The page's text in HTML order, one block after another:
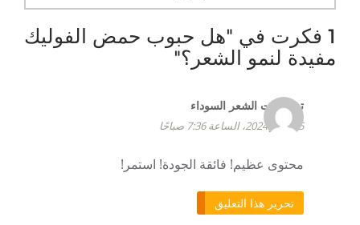
1 فكرت في "
هل حبوب حمض الفوليك
مفيدة لنمو الشعر؟"
تسريحات الشعر السوداء
5 فبراير 2024، الساعة 7:36 صباحًا
محتوى عظيم! فائقة الجودة! استمر!
تحرير هذا التعليق